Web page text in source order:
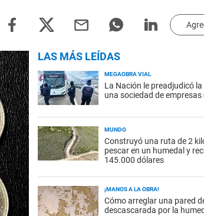
LAS MÁS LEÍDAS
MEGAOBRA VIAL
La Nación le preadjudicó
una sociedad de
MUNDO
Construyó una ruta de 2
pescar en un humedal y
145.000 dólares
¡MANOS A LA OBRA!
Cómo arreglar una pared
descascarada por la